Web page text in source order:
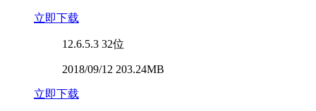
立即下载
12.6.5.3 32位
2018/09/12 203.24MB
立即下载